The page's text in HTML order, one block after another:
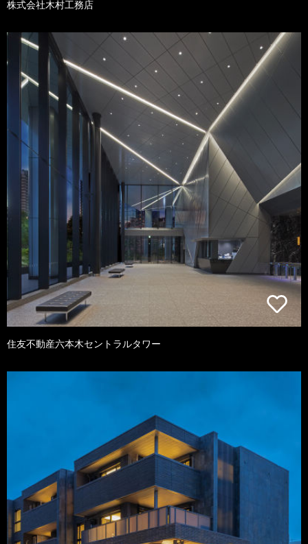
株式会社木村工務店
住友不動産六本木セントラルタワー